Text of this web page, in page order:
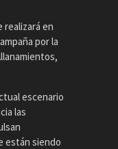
realizará en
por la
escenario
las
están siendo